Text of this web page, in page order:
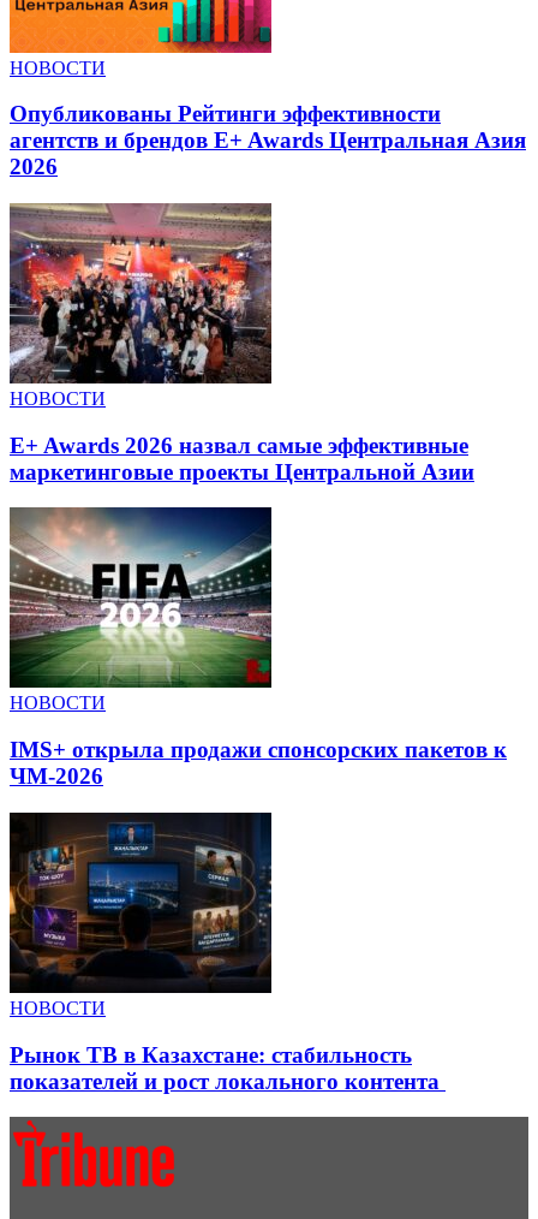
НОВОСТИ
Опубликованы Рейтинги эффективности
агентств и брендов E+ Awards Центральная Азия
2026
НОВОСТИ
E+ Awards 2026 назвал самые эффективные
маркетинговые проекты Центральной Азии
НОВОСТИ
IMS+ открыла продажи спонсорских пакетов к
ЧМ-2026
НОВОСТИ
Рынок ТВ в Казахстане: стабильность
показателей и рост локального контента